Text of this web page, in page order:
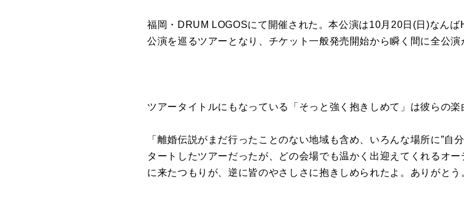
福岡・DRUM LOGOSにて開催された。本公演は10月20日(日)なん
公演を巡るツアーとなり、チケット一般発売開始から瞬く間に全公演
ツアータイトルにもなっている「そっと強く抱きしめて」は彼らの楽
「離婚伝説がまだ行ったことのない地域も含め、いろんな場所に”自
タートしたツアーだったが、どの会場でも温かく出迎えてくれるオ
に来たつもりが、逆に皆のやさしさに抱きしめられたよ。ありがとう